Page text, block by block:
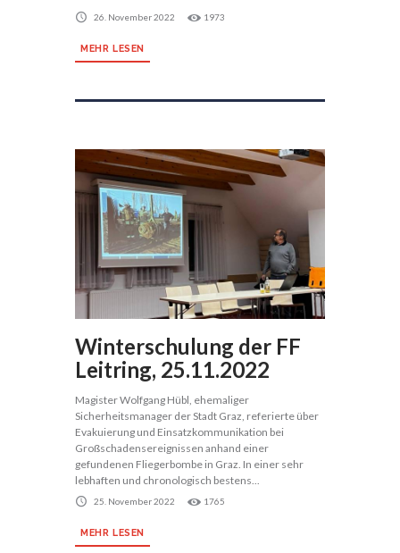
26. November 2022 1973
MEHR LESEN
Winterschulung der FF
Leitring, 25.11.2022
Magister Wolfgang Hübl, ehemaliger
Sicherheitsmanager der Stadt Graz, referierte über
Evakuierung und Einsatzkommunikation bei
Großschadensereignissen anhand einer
gefundenen Fliegerbombe in Graz. In einer sehr
lebhaften und chronologisch bestens...
25. November 2022 1765
MEHR LESEN